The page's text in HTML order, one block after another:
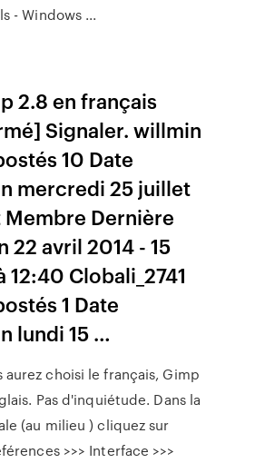
- Windows ...
2.8 en français
Signaler. willmin
10 Date
mercredi 25 juillet
Membre Dernière
22 avril 2014 - 15
12:40 Clobali_2741
1 Date
lundi 15 …
aurez choisi le français, Gimp
Pas d'inquiétude. Dans la
(au milieu ) cliquez sur
>>> Interface >>>